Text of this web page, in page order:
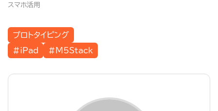
スマホ活用
プロトタイピング
#iPad
#M5Stack